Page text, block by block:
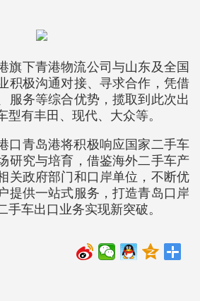
旗下青港物流公司与山东及全国
积极沟通对接、寻求合作，凭借
服务等综合优势，揽取到此次出
型有丰田、现代、大众等。
口青岛港将积极响应国家二手车
研究与培育，借鉴海外二手车产
关政府部门和口岸单位，不断优
提供一站式服务，打造青岛口岸
手车出口业务实现新突破。